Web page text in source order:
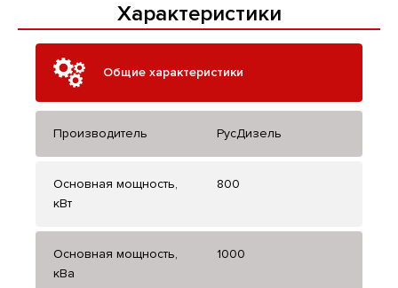
Характеристики
Общие характеристики
Производитель РусДизель
Основная мощность,
кВт
800
Основная мощность,
кВа
1000